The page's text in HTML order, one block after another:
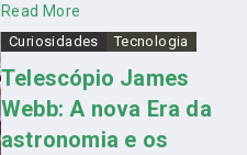
Read More
Curiosidades Tecnologia
Telescópio James
Webb: A nova Era da
astronomia e os